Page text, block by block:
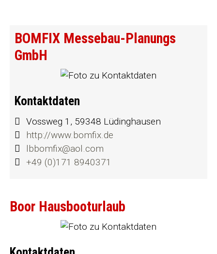
BOMFIX Messebau-Planungs
GmbH
Kontaktdaten
Vossweg 1, 59348 Lüdinghausen
http://www.bomfix.de
lbbomfix@aol.com
+49 (0)171 8940371
Boor Hausbooturlaub